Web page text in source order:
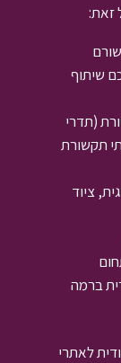
זאת:
שיתוף
(תדרי
תקשורת
ציוד
ברמה
לאתרי